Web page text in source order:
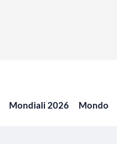
Mondiali 2026 Mondo